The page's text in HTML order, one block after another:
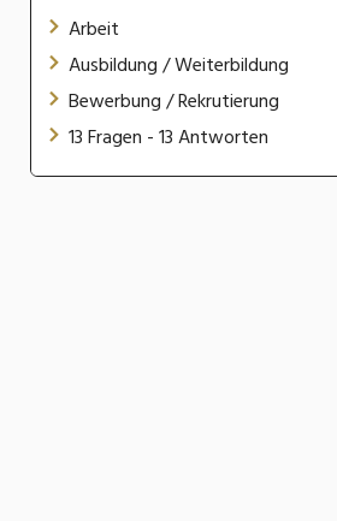
Arbeit
Ausbildung / Weiterbildung
Bewerbung / Rekrutierung
13 Fragen - 13 Antworten